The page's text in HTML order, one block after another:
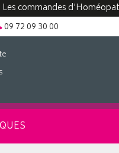
d'Homéopathie
09 72 09 30 00